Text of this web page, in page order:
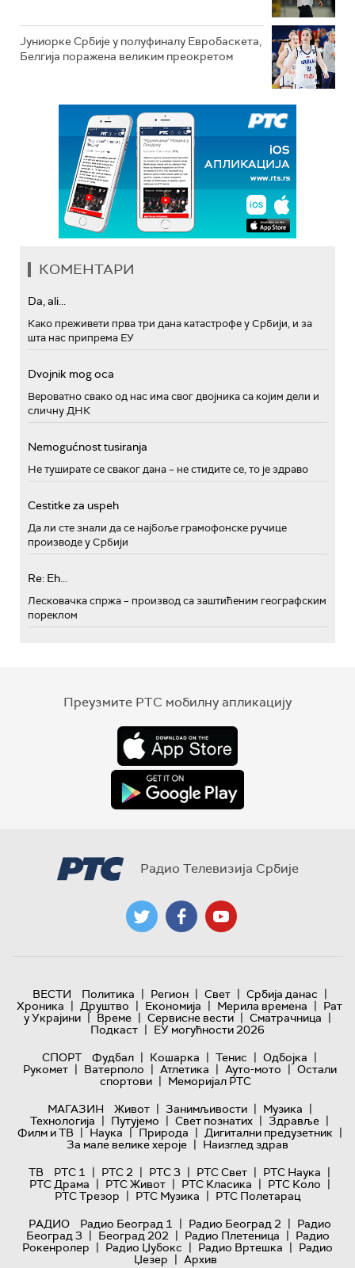
Јуниорке Србије у полуфиналу Евробаскета,
Белгија поражена великим преокретом
КОМЕНТАРИ
Da, ali...
Како преживети прва три дана катастрофе у Србији, и за
шта нас припрема ЕУ
Dvojnik mog oca
Вероватно свако од нас има свог двојника са којим дели и
сличну ДНК
Nemogućnost tusiranja
Не туширате се сваког дана – не стидите се, то је здраво
Cestitke za uspeh
Да ли сте знали да се најбоље грамофонске ручице
производе у Србији
Re: Eh...
Лесковачка спржа – производ са заштићеним географским
пореклом
Преузмите РТС мобилну апликацију
Радио Телевизија Србије
ВЕСТИ Политика | Регион | Свет | Србија данас |
Хроника | Друштво | Економија | Мерила времена | Рат
у Украјини | Време | Сервисне вести | Сматрачница |
Подкаст | ЕУ могућности 2026
СПОРТ
Фудбал | Кошарка | Тенис | Одбојка |
Рукомет | Ватерполо | Атлетика | Ауто-мото | Остали
спортови | Меморијал РТС
МАГАЗИН
Живот | Занимљивости | Музика |
Технологијa | Путујемо | Свет познатих | Здравље |
Филм и ТВ | Наука | Природа | Дигитални предузетник |
За мале велике хероје | Наизглед здрав
ТВ
РТС 1 | РТС 2 | РТС 3 | РТС Свет | РТС Наука |
РТС Драма | РТС Живот | РТС Класика | РТС Коло |
РТС Трезор | РТС Музика | РТС Полетарац
РАДИО
Радио Београд 1 | Радио Београд 2 | Радио
Београд 3 | Београд 202 | Радио Плетеница | Радио
Рокенролер | Радио Џубокс | Радио Вртешка | Радио
Џезер | Архив